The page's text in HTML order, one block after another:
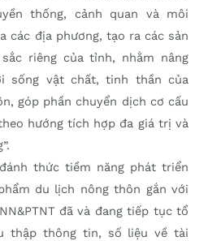
thống, cảnh quan và môi
các địa phương, tạo ra các sản
riêng của tỉnh, nhằm nâng
sống vật chất, tinh thần của
góp phần chuyển dịch cơ cấu
hướng tích hợp đa giá trị và
thức tiềm năng phát triển
du lịch nông thôn gắn với
đã và đang tiếp tục tổ
thập thông tin, số liệu về tài